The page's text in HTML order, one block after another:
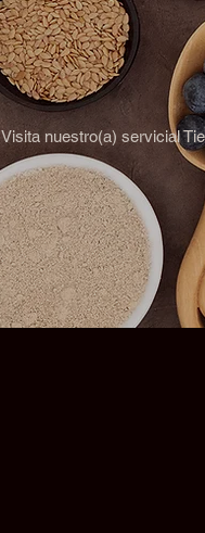
Visita nuestro(a) servicial